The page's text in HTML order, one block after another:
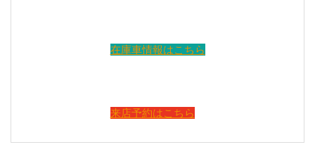
在庫車情報はこちら
来店予約はこちら